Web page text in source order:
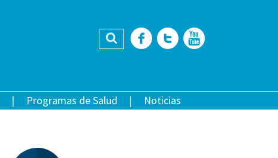
Buscar Facebook
Twitter
Programas de Salud Noticias